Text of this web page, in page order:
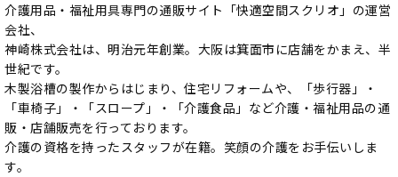
介護用品・福祉用具専門の通販サイト「快適空間スクリオ」の運営
会社、
神崎株式会社は、明治元年創業。大阪は箕面市に店舗をかまえ、半
世紀です。
木製浴槽の製作からはじまり、住宅リフォームや、「歩行器」・
「車椅子」・「スロープ」・「介護食品」など介護・福祉用品の通
販・店舗販売を行っております。
介護の資格を持ったスタッフが在籍。笑顔の介護をお手伝いしま
す。